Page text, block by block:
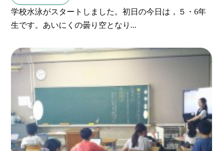
学校水泳がスタートしました。初日の今日は，５・6年
生です。あいにくの曇り空となり...